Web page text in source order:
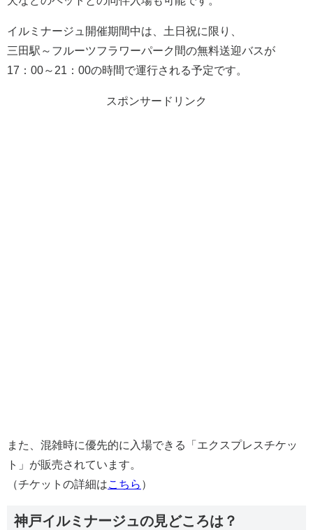
イルミナージュ開催期間中は、土日祝に限り、
三田駅～フルーツフラワーパーク間の無料送迎バスが
17：00～21：00の時間で運行される予定です。
スポンサードリンク
また、混雑時に優先的に入場できる「エクスプレスチケッ
ト」が販売されています。
（チケットの詳細はこちら ）
神戸イルミナージュの見どころは？